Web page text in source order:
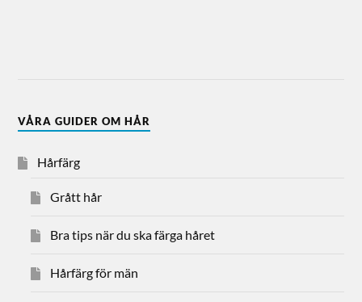
VÅRA GUIDER OM HÅR
Hårfärg
Grått hår
Bra tips när du ska färga håret
Hårfärg för män